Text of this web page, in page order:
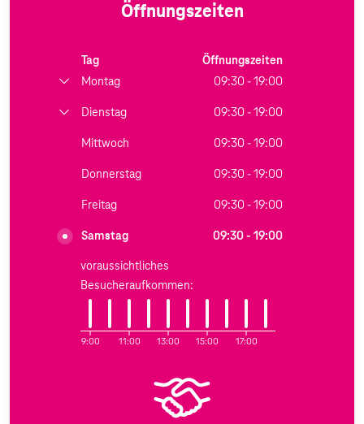
Öffnungszeiten
Tag
Öffnungszeiten
Montag
09:30 - 19:00
Dienstag 09:30 - 19:00
Mittwoch 09:30 - 19:00
Donnerstag 09:30 - 19:00
Freitag 09:30 - 19:00
Samstag 09:30 - 19:00
voraussichtliches
Besucheraufkommen:
9:00 11:00 13:00 15:00 17:00